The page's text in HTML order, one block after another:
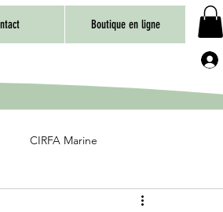
Boutique en ligne
CIRFA Marine